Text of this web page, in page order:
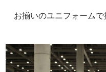
お揃いのユニフォームで